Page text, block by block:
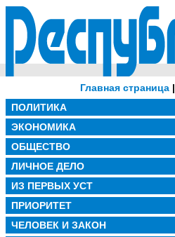
Главная страница|
ПОЛИТИКА
ЭКОНОМИКА
ОБЩЕСТВО
ЛИЧНОЕ ДЕЛО
ИЗ ПЕРВЫХ УСТ
ПРИОРИТЕТ
ЧЕЛОВЕК И ЗАКОН